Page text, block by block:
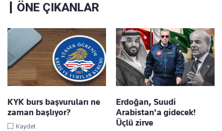
ÖNE ÇIKANLAR
KYK burs başvuruları ne
zaman başlıyor?
Kaydet
Erdoğan, Suudi
Arabistan'a gidecek!
Üçlü zirve